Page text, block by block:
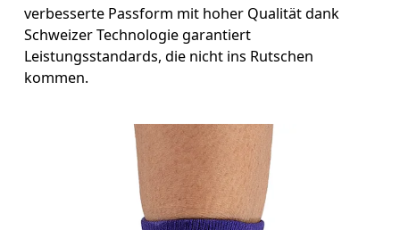
verbesserte Passform mit hoher Qualität dank
Schweizer Technologie garantiert
Leistungsstandards, die nicht ins Rutschen
kommen.